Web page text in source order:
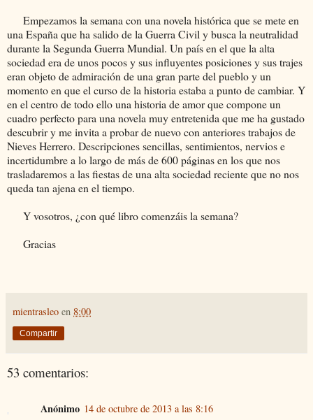
Empezamos la semana con una novela histórica que se mete en
una España que ha salido de la Guerra Civil y busca la neutralidad
durante la Segunda Guerra Mundial. Un país en el que la alta
sociedad era de unos pocos y sus influyentes posiciones y sus trajes
eran objeto de admiración de una gran parte del pueblo y un
momento en que el curso de la historia estaba a punto de cambiar. Y
en el centro de todo ello una historia de amor que compone un
cuadro perfecto para una novela muy entretenida que me ha gustado
descubrir y me invita a probar de nuevo con anteriores trabajos de
Nieves Herrero. Descripciones sencillas, sentimientos, nervios e
incertidumbre a lo largo de más de 600 páginas en los que nos
trasladaremos a las fiestas de una alta sociedad reciente que no nos
queda tan ajena en el tiempo.
Y vosotros, ¿con qué libro comenzáis la semana?
Gracias
mientrasleo en 8:00
Compartir
53 comentarios:
Anónimo 14 de octubre de 2013 a las 8:16